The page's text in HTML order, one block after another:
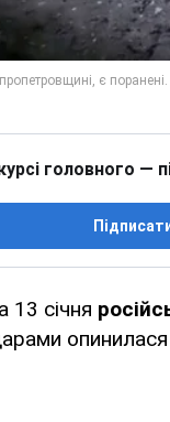
головного —
13 січня